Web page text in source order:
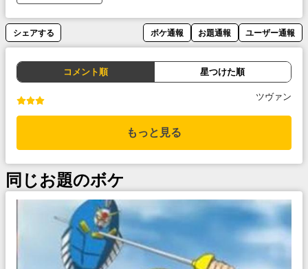
シェアする ボケ通報 お題通報 ユーザー通報
コメント順 星つけた順
ツヴァン
もっと見る
同じお題のボケ